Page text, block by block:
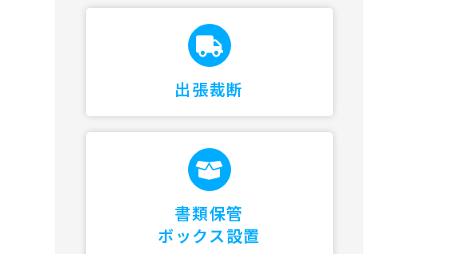
出張裁断
書類保管
ボックス設置